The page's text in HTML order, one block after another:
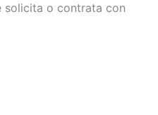
solicita o contrata con